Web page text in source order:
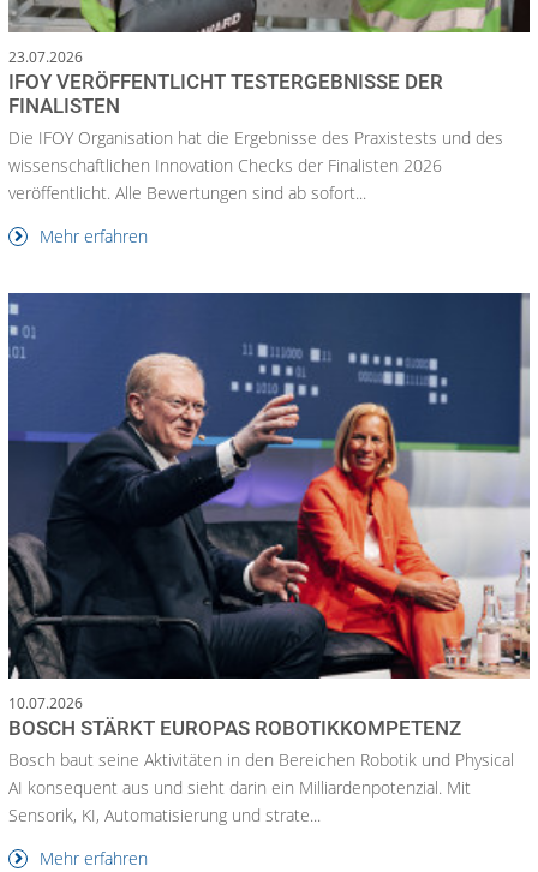
23.07.2026
IFOY VERÖFFENTLICHT TESTERGEBNISSE DER
FINALISTEN
Die IFOY Organisation hat die Ergebnisse des Praxistests und des
wissenschaftlichen Innovation Checks der Finalisten 2026
veröffentlicht. Alle Bewertungen sind ab sofort...
Mehr erfahren
10.07.2026
BOSCH STÄRKT EUROPAS ROBOTIKKOMPETENZ
Bosch baut seine Aktivitäten in den Bereichen Robotik und Physical
AI konsequent aus und sieht darin ein Milliardenpotenzial. Mit
Sensorik, KI, Automatisierung und strate...
Mehr erfahren